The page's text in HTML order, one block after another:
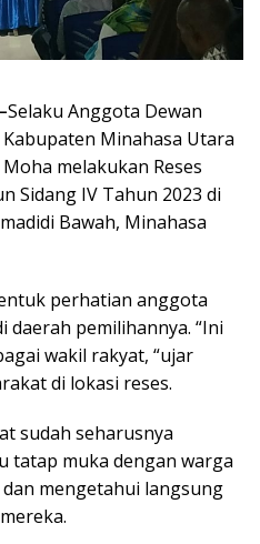
Selaku Anggota Dewan
Minahasa Utara
melakukan Reses
Sidang IV Tahun 2023 di
Bawah, Minahasa
perhatian anggota
daerah pemilihannya. “Ini
wakil rakyat, “ujar
di lokasi reses.
sudah seharusnya
tatap muka dengan warga
mengetahui langsung